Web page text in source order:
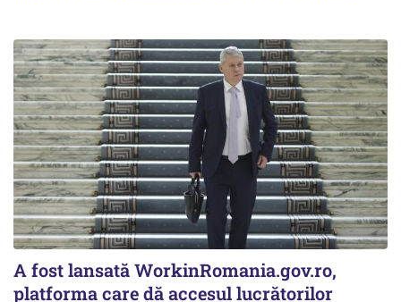
A fost lansată WorkinRomania.gov.ro,
platforma care dă accesul lucrătorilor